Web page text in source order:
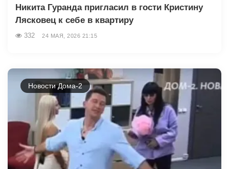
Никита Гуранда пригласил в гости Кристину
Лясковец к себе в квартиру
332 24 МАЯ, 2026 21:15
Новости Дома-2